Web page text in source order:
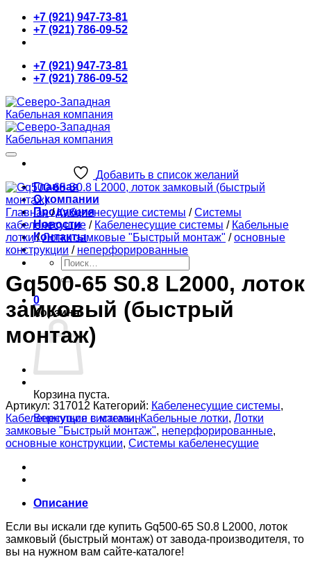
Skip
content
+7 (921) 947-73-81
+7 (921) 786-09-52
+7 (921) 947-73-81
+7 (921) 786-09-52
Главная
О компании
Продукция
Новости
Контакты
Искать:
0
Корзина
Корзина пуста.
Вернуться в магазин
Добавить в список желаний
Главная / Кабеленесущие системы / Системы
кабеленесущие / Кабеленесущие системы / Кабельные
лотки / Лотки замковые "Быстрый монтаж" / основные
конструкции / неперфорированные
Gq500-65 S0.8 L2000, лоток
замковый (быстрый
монтаж)
Артикул: 317012 Категорий: Кабеленесущие системы,
Кабеленесущие системы,Кабельные лотки, Лотки
замковые "Быстрый монтаж", неперфорированные,
основные конструкции, Системы кабеленесущие
Описание
Если вы искали где купить Gq500-65 S0.8 L2000, лоток
замковый (быстрый монтаж) от завода-производителя, то
вы на нужном вам сайте-каталоге!